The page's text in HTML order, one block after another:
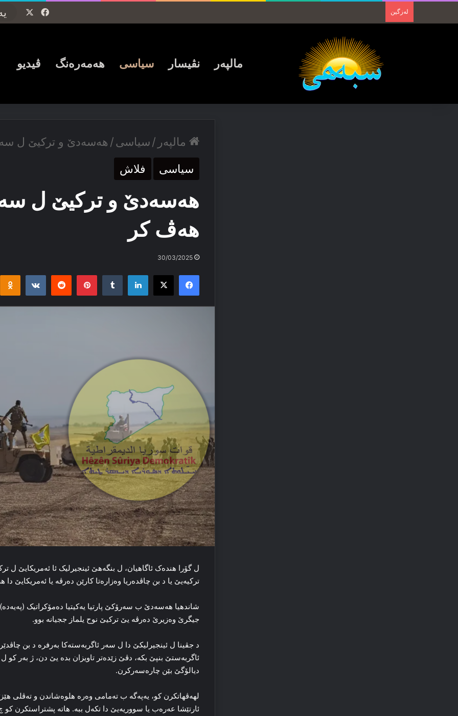
لەزگین Facebook
مالپەر نڤیسار سیاسی ھەمەرەنگ ڤیدیو
مالپەر /سیاسی/ هەسەدێ و ترکیێ ل
سیاسی فلاش
هەسەدێ و ترکیێ ل
هەڤ کر
30/03/2025
Facebook
X
LinkedIn
Tumblr
Pinterest
Reddit
ل گۆرا هنده‌ک ئاگاهیان، ل بنگه‌هێ ئینجیرلیک ئا ئەمریکایێ ل
ترکیه‌یێ یا د بن چاڤده‌ریا وه‌زاره‌تا کارێن ده‌رڤه‌ یا ئەمریکایێ
شاندهیا‌ هەسەدێ ب سه‌رۆکێ پارتیا یه‌کیتیا ده‌مۆکراتیک
جیگرێ وه‌زیرێ ده‌رڤه‌ یێ ترکیێ نوح یلماز ججیانه بوو‌.
د جڤینا ل ئینجیرلیکێ دا ل سه‌ر ئاگربه‌سته‌کا‌ به‌رفره‌ د بن
ئاگربه‌ستێ بنپێ بکه‌، دڤێ زێده‌تر تاویزان بده‌ یێ دن، ژ به‌ر
دیالۆگێ بێن چاره‌سه‌رکرن.
لهه‌ڤهاتکرن کو، یەپەگە ب ته‌مامی وه‌ره‌ هلوه‌شاندن و ته‌ڤلی
ئارتێشا عه‌ره‌ب یا سووریه‌یێ دا تکەل ببە‌. هاته‌